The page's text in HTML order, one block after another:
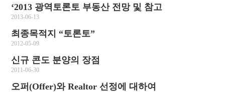
‘2013 광역토론토 부동산 전망 및 참고
2013-06-13
최종목적지 “토론토”
2012-05-09
신규 콘도 분양의 장점
2011-06-30
오퍼(Offer)와 Realtor 선정에 대하여